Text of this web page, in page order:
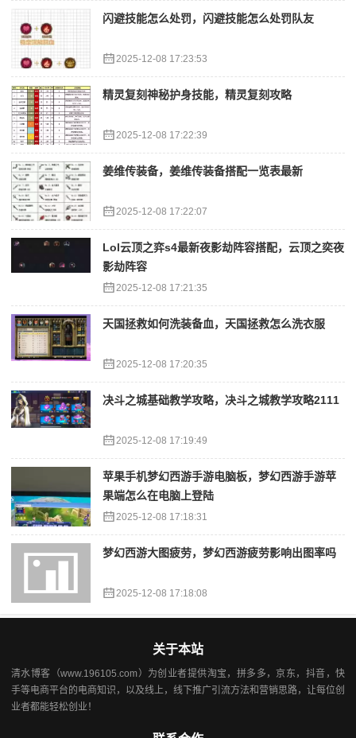
闪避技能怎么处罚，闪避技能怎么处罚队友
2025-12-08 17:23:53
精灵复刻神秘护身技能，精灵复刻攻略
2025-12-08 17:22:39
姜维传装备，姜维传装备搭配一览表最新
2025-12-08 17:22:07
Lol云顶之弈s4最新夜影劫阵容搭配，云顶之奕夜
影劫阵容
2025-12-08 17:21:35
天国拯救如何洗装备血，天国拯救怎么洗衣服
2025-12-08 17:20:35
决斗之城基础教学攻略，决斗之城教学攻略2111
2025-12-08 17:19:49
苹果手机梦幻西游手游电脑板，梦幻西游手游苹
果端怎么在电脑上登陆
2025-12-08 17:18:31
梦幻西游大图疲劳，梦幻西游疲劳影响出图率吗
2025-12-08 17:18:08
关于本站
清水博客（www.196105.com）为创业者提供淘宝，拼多多，京东，抖音，快
手等电商平台的电商知识，以及线上，线下推广引流方法和营销思路，让每位创
业者都能轻松创业！